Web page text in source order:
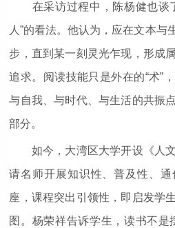
在采访过程中，陈杨健也谈
人”的看法。他认为，应在文本与
步，直到某一刻灵光乍现，形成
追求。阅读技能只是外在的“术”
与自我、与时代、与生活的共振
部分。
如今，大湾区大学开设《人文
请名师开展知识性、普及性、
座，课程突出引领性，即启发学
图。杨荣祥告诉学生，读书不是